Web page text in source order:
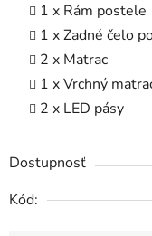
1 x Rám postele
1 x Zadné čelo
2 x Matrac
1 x Vrchný
2 x LED pásy
Dostupnosť
Kód: